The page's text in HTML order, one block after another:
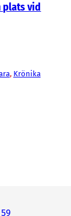
plats vid
, Krönika